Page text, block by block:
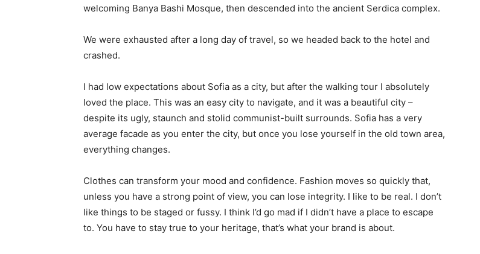
welcoming Banya Bashi Mosque, then descended into the ancient Serdica complex.
We were exhausted after a long day of travel, so we headed back to the hotel and
crashed.
I had low expectations about Sofia as a city, but after the walking tour I absolutely
loved the place. This was an easy city to navigate, and it was a beautiful city –
despite its ugly, staunch and stolid communist-built surrounds. Sofia has a very
average facade as you enter the city, but once you lose yourself in the old town area,
everything changes.
Clothes can transform your mood and confidence. Fashion moves so quickly that,
unless you have a strong point of view, you can lose integrity. I like to be real. I don’t
like things to be staged or fussy. I think I’d go mad if I didn’t have a place to escape
to. You have to stay true to your heritage, that’s what your brand is about.